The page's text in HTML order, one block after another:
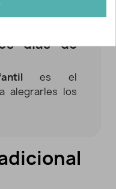
de La
días de
es el
alegrarles los